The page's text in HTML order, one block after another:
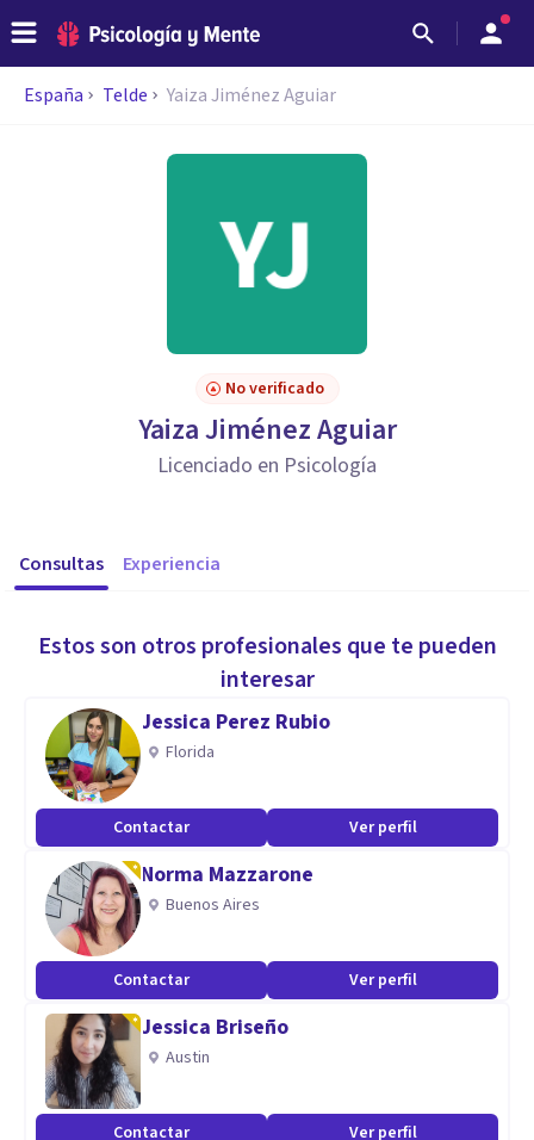
España Telde Yaiza Jiménez Aguiar
No verificado
Yaiza Jiménez Aguiar
Licenciado en Psicología
Consultas Experiencia
Estos son otros profesionales que te pueden
interesar
Jessica Perez Rubio
Florida
Contactar Ver perfil
Norma Mazzarone
Buenos Aires
Contactar Ver perfil
Jessica Briseño
Austin
Contactar Ver perfil